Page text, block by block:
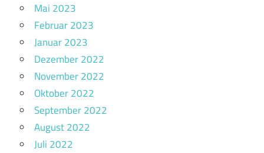
Mai 2023
Februar 2023
Januar 2023
Dezember 2022
November 2022
Oktober 2022
September 2022
August 2022
Juli 2022